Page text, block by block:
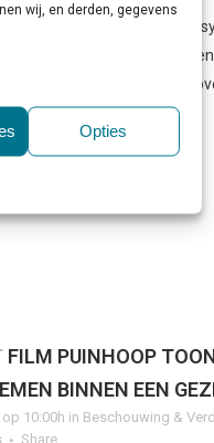
wij, en derden, gegevens
Opties
Kinder- en
instituut nieuwe
voor jongeren
Eerder waren er...
FILM PUINHOOP
BINNEN EEN
10:00h in Beschouwing &
Share